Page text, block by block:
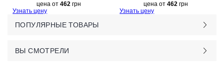
цена от 462грн
Узнать цену
цена от 462грн
Узнать цену
ПОПУЛЯРНЫЕ ТОВАРЫ
ВЫ СМОТРЕЛИ